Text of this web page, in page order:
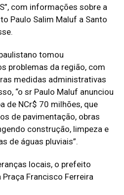
com informações sobre a
Paulo Salim Maluf a Santo
tomou
problemas da região, com
medidas administrativas
“o sr Paulo Maluf anunciou
de NCr$ 70 milhões, que
de pavimentação, obras
construção, limpeza e
de águas pluviais”.
locais, o prefeito
Francisco Ferreira